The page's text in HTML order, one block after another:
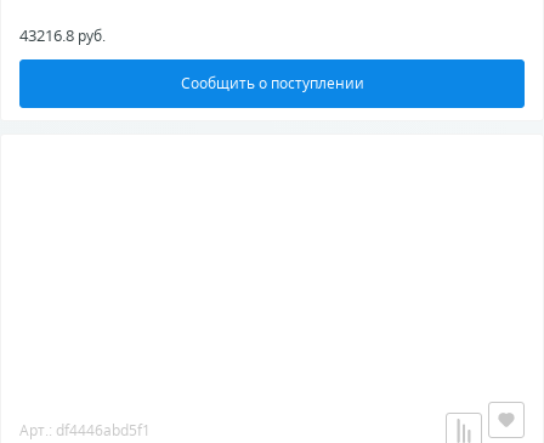
43216.8 руб.
Сообщить о поступлении
Арт.: df4446abd5f1